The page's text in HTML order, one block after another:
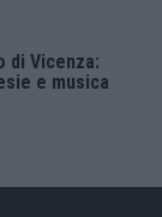
di Vicenza:
e musica